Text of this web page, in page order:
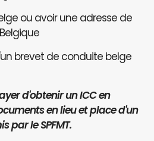
ou avoir une adresse de
brevet de conduite belge
d'obtenir un ICC en
en lieu et place d'un
par le SPFMT.